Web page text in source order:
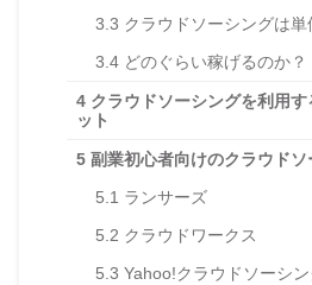
3.3 クラウドソーシングは単
3.4 どのぐらい稼げるのか？
4 クラウドソーシングを利用す
ット
5 副業初心者向けのクラウドソ
5.1 ランサーズ
5.2 クラウドワークス
5.3 Yahoo!クラウドソーシ